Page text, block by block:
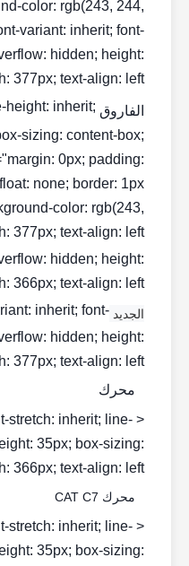
color: rgb(243, 244,
variant: inherit; font-
hidden; height:
text-align: left;">
الفاروق NO1 height: inherit;
sizing: content-box;
0px; padding:
none; border: 1px
color: rgb(243,
377px; text-align: left;">
hidden; height:
text-align: left;">
الجديد CAT INJECTOR inherit; font-
hidden; height:
text-align: left;">
محرك
stretch: inherit; line-
35px; box-sizing:
text-align: left;">
محرك CAT C7
stretch: inherit; line-
35px; box-sizing: